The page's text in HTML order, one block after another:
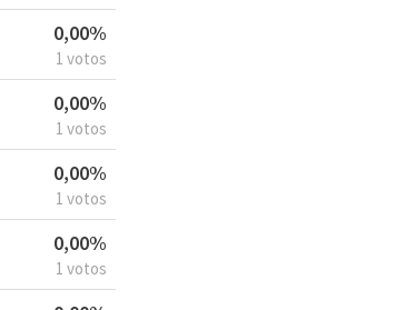
0,00%
1 votos
0,00%
1 votos
0,00%
1 votos
0,00%
1 votos